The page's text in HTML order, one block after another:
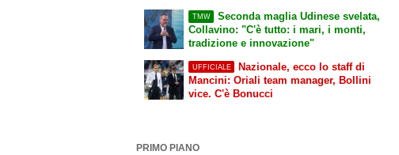
TMW
Seconda maglia Udinese svelata,
Collavino: "C'è tutto: i mari, i monti,
tradizione e innovazione"
UFFICIALE
Nazionale, ecco lo staff di
Mancini: Oriali team manager, Bollini
vice. C'è Bonucci
PRIMO PIANO